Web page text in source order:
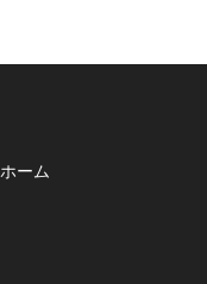
ホーム